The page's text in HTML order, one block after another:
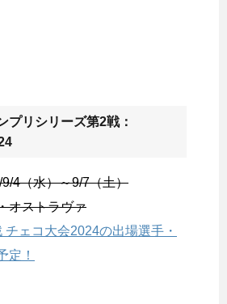
プリシリーズ第2戦：
4（水）～9/7（土）
オストラヴァ
チェコ大会2024の出場選手・
定！